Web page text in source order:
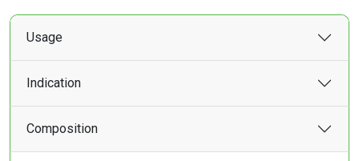
Usage
Indication
Composition